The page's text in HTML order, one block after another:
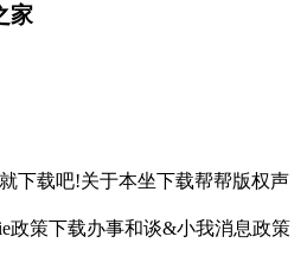
家
载吧!关于本坐下载帮帮版权声
政策下载办事和谈&小我消息政策